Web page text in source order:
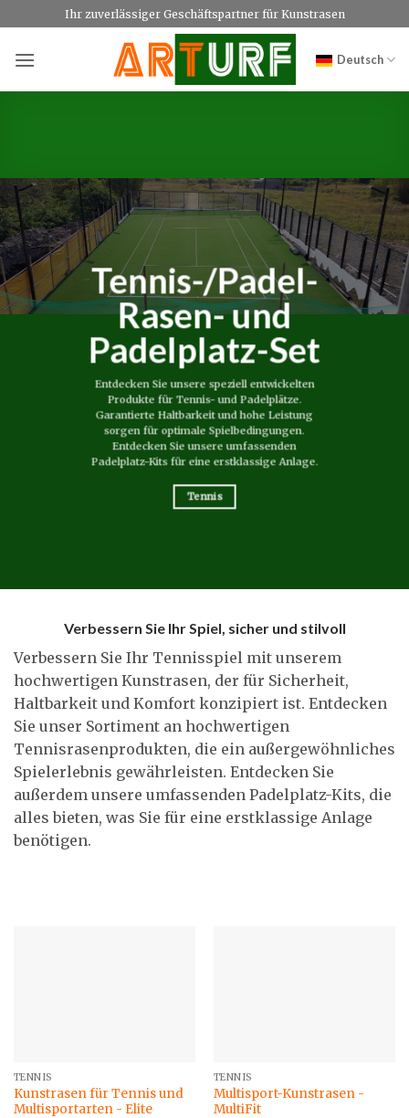
Inhalt
springen
Ihr zuverlässiger Geschäftspartner für Kunstrasen
Deutsch
Tennis-/Padel-
Rasen- und
Padelplatz-Set
Entdecken Sie unsere speziell entwickelten
Produkte für Tennis- und Padelplätze.
Garantierte Haltbarkeit und hohe Leistung
sorgen für optimale Spielbedingungen.
Entdecken Sie unsere umfassenden
Padelplatz-Kits für eine erstklassige Anlage.
Tennis
Verbessern Sie Ihr Spiel, sicher und stilvoll
Verbessern Sie Ihr Tennisspiel mit unserem
hochwertigen Kunstrasen, der für Sicherheit,
Haltbarkeit und Komfort konzipiert ist. Entdecken
Sie unser Sortiment an hochwertigen
Tennisrasenprodukten, die ein außergewöhnliches
Spielerlebnis gewährleisten. Entdecken Sie
außerdem unsere umfassenden Padelplatz-Kits, die
alles bieten, was Sie für eine erstklassige Anlage
benötigen.
TENNIS
Kunstrasen für Tennis und
Multisportarten - Elite
TENNIS
Multisport-Kunstrasen -
MultiFit